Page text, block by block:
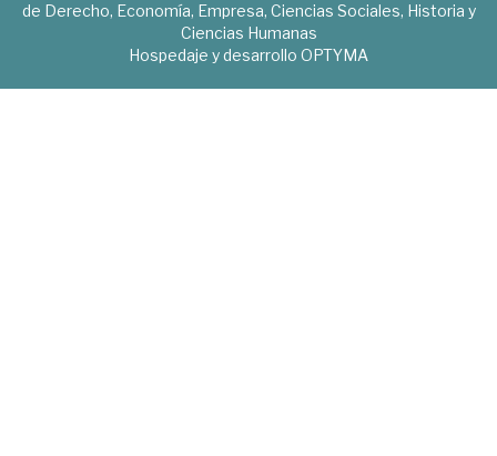
de Derecho, Economía, Empresa, Ciencias Sociales, Historia y
Ciencias Humanas
Hospedaje y desarrollo OPTYMA